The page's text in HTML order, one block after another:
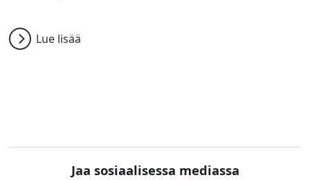
Lue lisää
Jaa sosiaalisessa mediassa